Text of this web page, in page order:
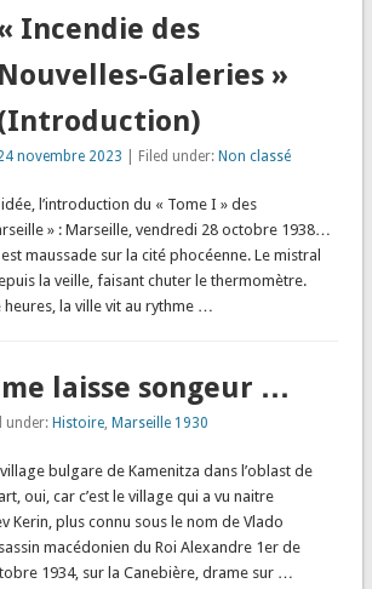
Incendie des
Nouvelles-Galeries »
novembre 2023 | Filed under:Non classé
l’introduction du « Tome I » des
» : Marseille, vendredi 28 octobre 1938…
maussade sur la cité phocéenne. Le mistral
la veille, faisant chuter le thermomètre.
la ville vit au rythme …
laisse songeur …
under: Histoire, Marseille 1930
bulgare de Kamenitza dans l’oblast de
oui, car c’est le village qui a vu naitre
Kerin, plus connu sous le nom de Vlado
macédonien du Roi Alexandre 1er de
1934, sur la Canebière, drame sur …